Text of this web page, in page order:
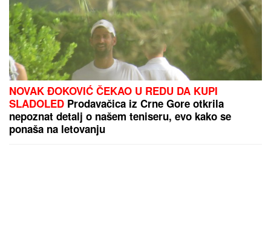
NOVAK ĐOKOVIĆ ČEKAO U REDU DA KUPI
SLADOLED Prodavačica iz Crne Gore otkrila
nepoznat detalj o našem teniseru, evo kako se
ponaša na letovanju